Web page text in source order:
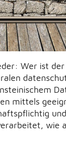
Wer ist
mittels
wie